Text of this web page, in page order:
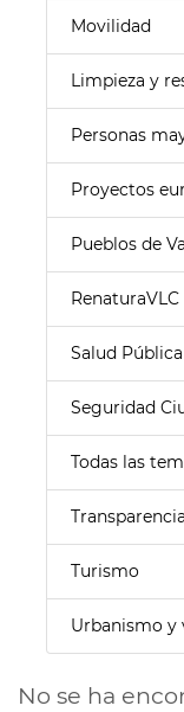
Movilidad
Limpieza y
Personas
Proyectos
Pueblos de
RenaturaVLC
Salud Pública
Seguridad
Todas las
Turismo
Urbanismo y
No se ha